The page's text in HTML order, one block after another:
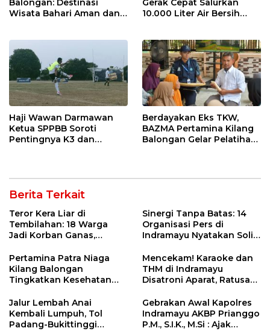
Balongan: Destinasi
Wisata Bahari Aman dan
Gerak Cepat Salurkan
10.000 Liter Air Bersih
Haji Wawan Darmawan
Ketua SPPBB Soroti
Pentingnya K3 dan
Berdayakan Eks TKW,
BAZMA Pertamina Kilang
Balongan Gelar Pelatihan
Berita Terkait
Teror Kera Liar di
Tembilahan: 18 Warga
Jadi Korban Ganas,
12 Jahitan!
Sinergi Tanpa Batas: 14
Organisasi Pers di
Indramayu Nyatakan Solid
Pertamina Patra Niaga
Kilang Balongan
Tingkatkan Kesehatan
Pemeriksaan Kesehatan
Rutin dan Edukasi
Perawatan Gigi
Mencekam! Karaoke dan
THM di Indramayu
Disatroni Aparat, Ratusan
Dites Urine!
Jalur Lembah Anai
Kembali Lumpuh, Tol
Padang-Bukittinggi
Gebrakan Awal Kapolres
Indramayu AKBP Prianggo
P.M., S.I.K., M.Si : Ajak